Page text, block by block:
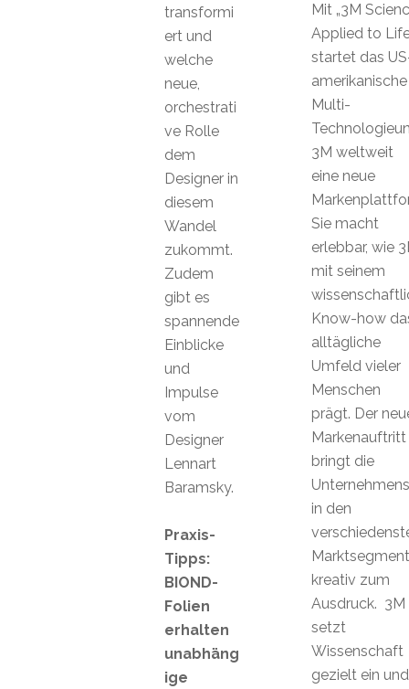
Mit „3M
Applied to
startet das
amerikanische
Multi-
3M weltweit
eine neue
Sie macht
erlebbar, wie
mit seinem
Know-how
alltägliche
Umfeld vieler
Menschen
prägt. Der
Markenauftritt
bringt die
in den
kreativ zum
Ausdruck. 3M
setzt
Wissenschaft
gezielt ein und
transformi
ert und
welche
neue,
orchestrati
ve Rolle
dem
Designer in
diesem
Wandel
zukommt.
Zudem
gibt es
spannende
Einblicke
und
Impulse
vom
Designer
Lennart
Baramsky.
Praxis-
Tipps:
BIOND-
Folien
erhalten
unabhäng
ige